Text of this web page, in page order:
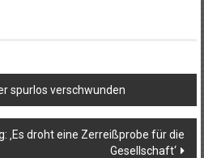
spurlos verschwunden
‚Es droht eine Zerreißprobe für die
Gesellschaft‘